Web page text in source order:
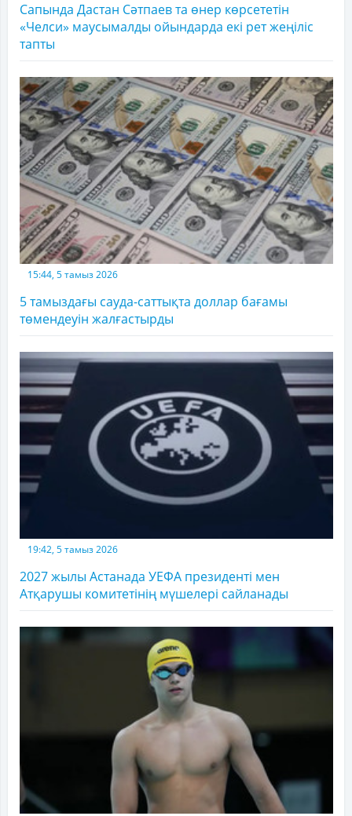
Сапында Дастан Сәтпаев та өнер көрсететін
«Челси» маусымалды ойындарда екі рет жеңіліс
тапты
15:44, 5 тамыз 2026
5 тамыздағы сауда-саттықта доллар бағамы
төмендеуін жалғастырды
19:42, 5 тамыз 2026
2027 жылы Астанада УЕФА президенті мен
Атқарушы комитетінің мүшелері сайланады